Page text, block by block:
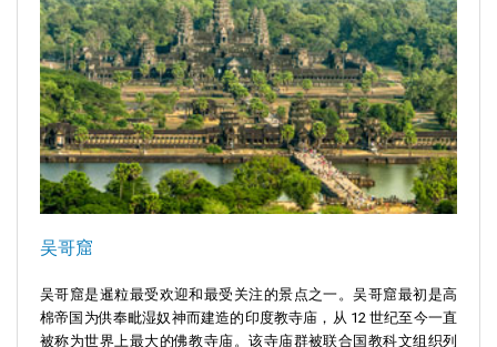
吴哥窟
吴哥窟是暹粒最受欢迎和最受关注的景点之一。吴哥窟最初是高
棉帝国为供奉毗湿奴神而建造的印度教寺庙，从 12 世纪至今一直
被称为世界上最大的佛教寺庙。该寺庙群被联合国教科文组织列